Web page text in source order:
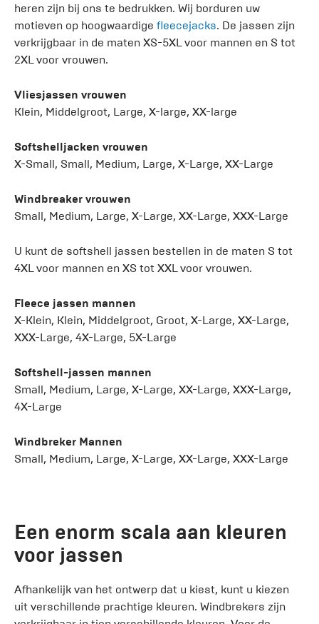
heren zijn bij ons te bedrukken. Wij borduren uw
motieven op hoogwaardige fleecejacks. De jassen zijn
verkrijgbaar in de maten XS-5XL voor mannen en S tot
2XL voor vrouwen.
Vliesjassen vrouwen
Klein, Middelgroot, Large, X-large, XX-large
Softshelljacken vrouwen
X-Small, Small, Medium, Large, X-Large, XX-Large
Windbreaker vrouwen
Small, Medium, Large, X-Large, XX-Large, XXX-Large
U kunt de softshell jassen bestellen in de maten S tot
4XL voor mannen en XS tot XXL voor vrouwen.
Fleece jassen mannen
X-Klein, Klein, Middelgroot, Groot, X-Large, XX-Large,
XXX-Large, 4X-Large, 5X-Large
Softshell-jassen mannen
Small, Medium, Large, X-Large, XX-Large, XXX-Large,
4X-Large
Windbreker Mannen
Small, Medium, Large, X-Large, XX-Large, XXX-Large
Een enorm scala aan kleuren
voor jassen
Afhankelijk van het ontwerp dat u kiest, kunt u kiezen
uit verschillende prachtige kleuren. Windbrekers zijn